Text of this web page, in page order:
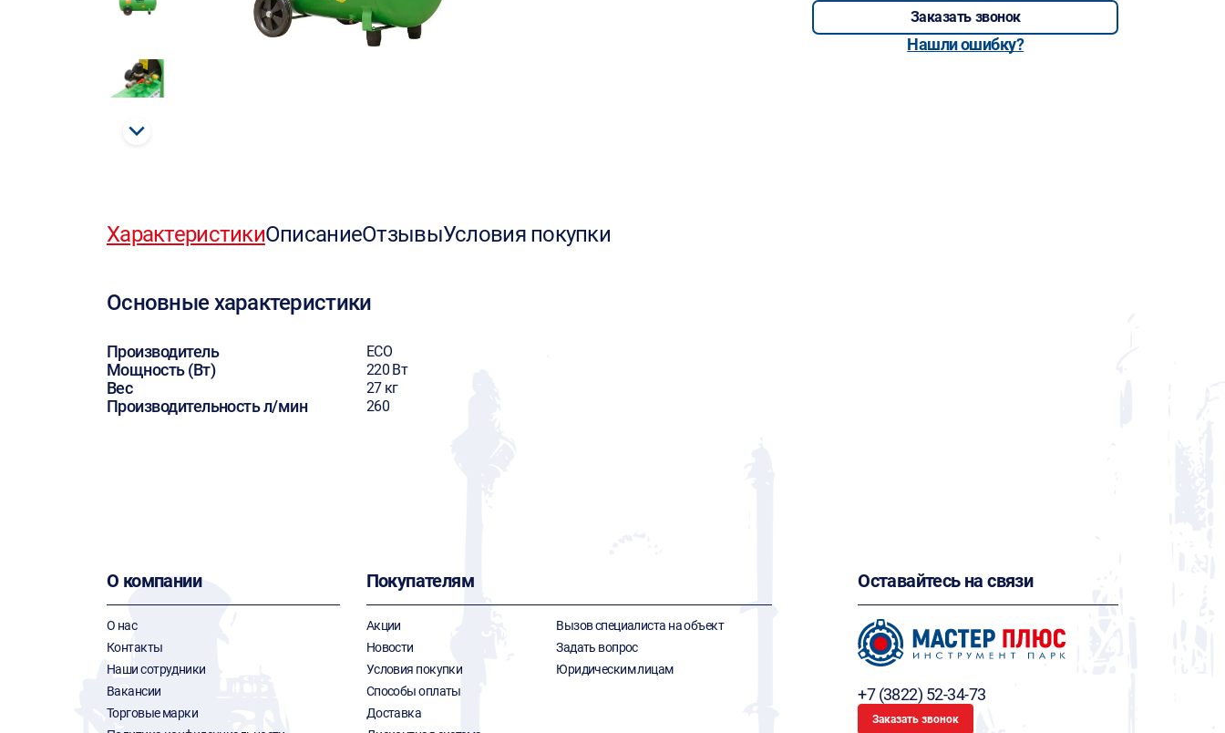
Заказать звонок
Нашли ошибку?
ХарактеристикиОписаниеОтзывыУсловия покупки
Основные характеристики
Производитель ECO
Мощность (Вт) 220 Вт
Вес 27 кг
Производительность л/мин 260
О компании
О нас
Контакты
Наши сотрудники
Вакансии
Торговые марки
Покупателям
Акции
Новости
Условия покупки
Способы оплаты
Доставка
Вызов специалиста на объект
Задать вопрос
Юридическим лицам
Оставайтесь на связи
+7 (3822) 52-34-73
Заказать звонок